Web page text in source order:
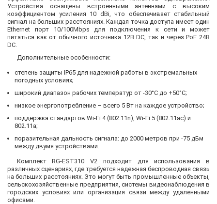
Устройства оснащены встроенными антеннами с высоким
коэффициентом усиления 10 dBi, что обеспечивает стабильный
сигнал на больших расстояниях. Каждая точка доступа имеет один
Ethernet порт 10/100Mbps для подключения к сети и может
питаться как от обычного источника 12В DC, так и через PoE 24В
DC.
Дополнительные особенности:
степень защиты IP65 для надежной работы в экстремальных
погодных условиях;
широкий диапазон рабочих температур от -30°C до +50°C;
низкое энергопотребление – всего 5 Вт на каждое устройство;
поддержка стандартов Wi-Fi 4 (802.11n), Wi-Fi 5 (802.11ac) и
802.11a;
поразительная дальность сигнала: до 2000 метров при -75 дБм
между двумя устройствами.
Комплект RG-EST310 V2 подходит для использования в
различных сценариях, где требуется надежная беспроводная связь
на больших расстояниях. Это могут быть промышленные объекты,
сельскохозяйственные предприятия, системы видеонаблюдения в
городских условиях или организация связи между удаленными
офисами.